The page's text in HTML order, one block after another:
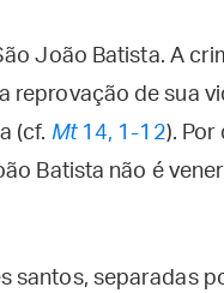
João Batista. A
reprovação de sua
(cf. Mt14, 1-12).
Batista não é
santos, separadas